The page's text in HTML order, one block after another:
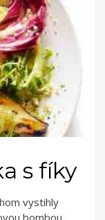
s fíky
vystihly